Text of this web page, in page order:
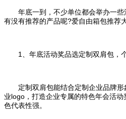
年底一到，不少单位都会举办一些
有没有推荐的产品呢?爱自由箱包推荐
1、年底活动奖品选定制双肩包，
定制双肩包能结合定制企业品牌形
业logo，打造企业专属的特色年会活
色代表性强。